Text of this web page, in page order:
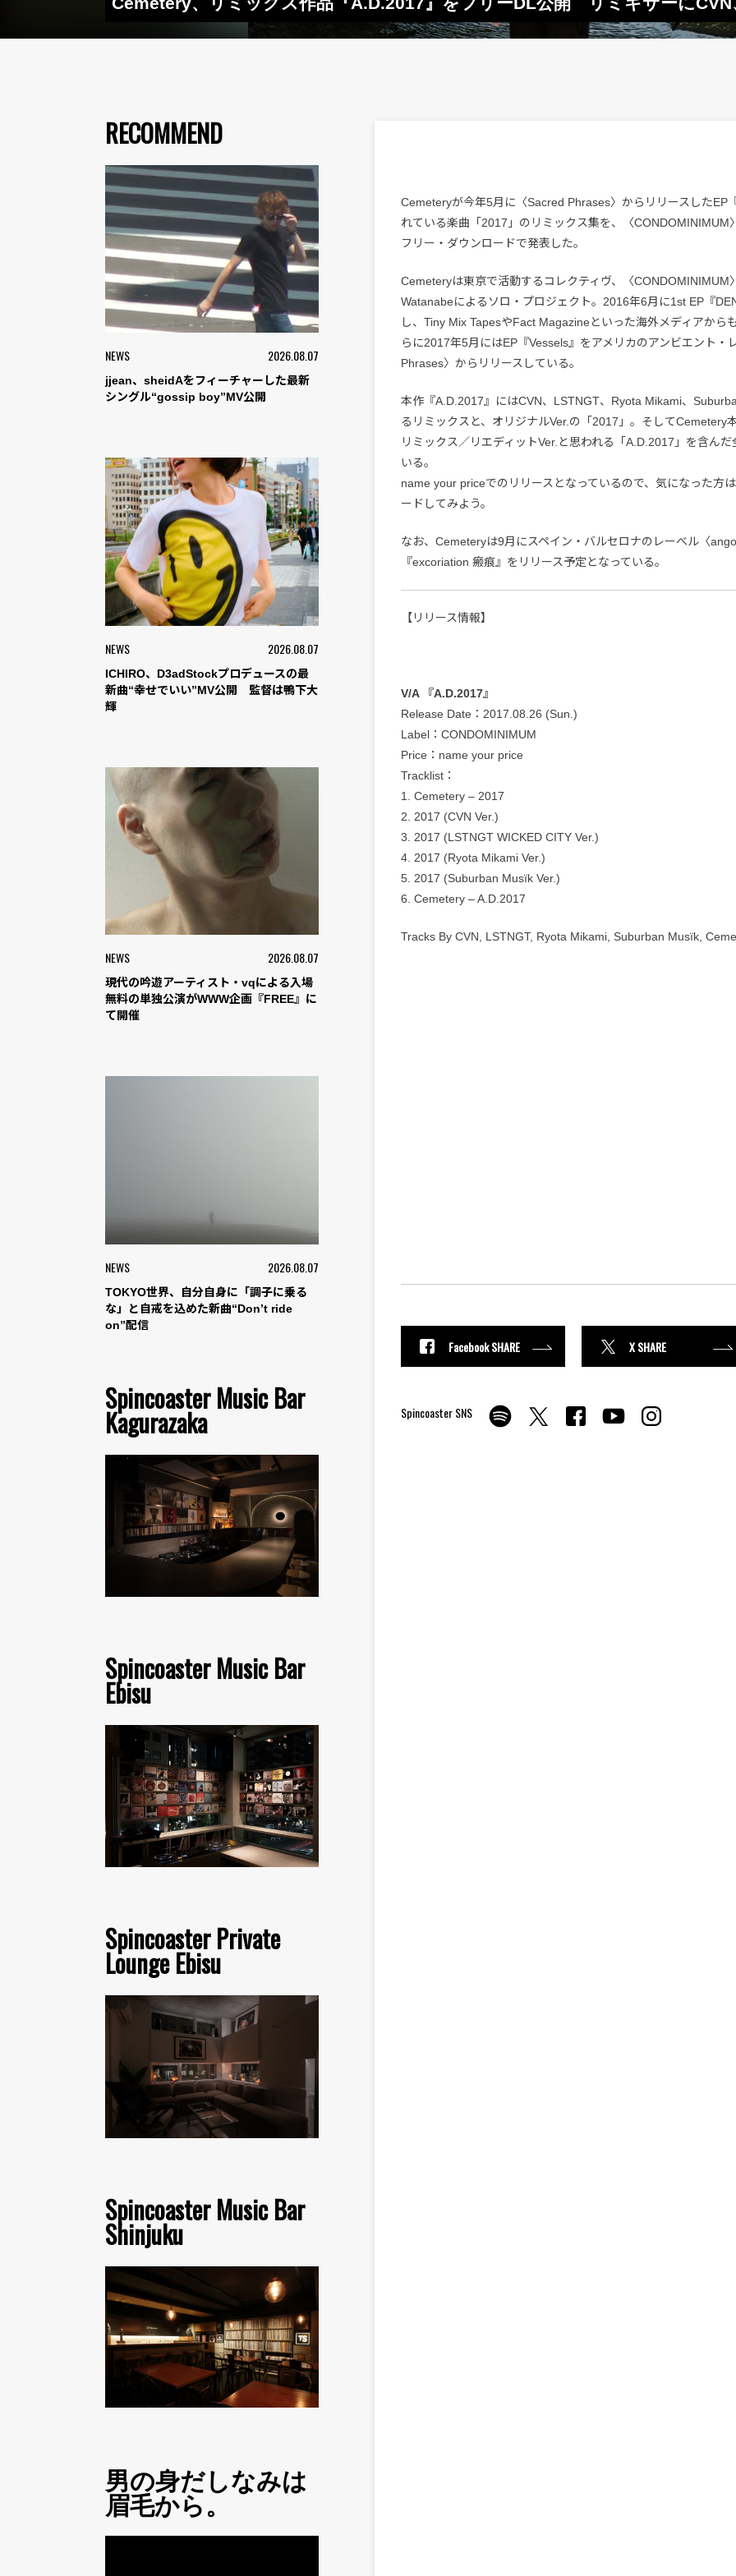
RECOMMEND
NEWS 2026.08.07
jjean、sheidAをフィーチャーした最新
シングル“gossip boy”MV公開
NEWS 2026.08.07
ICHIRO、D3adStockプロデュースの最
新曲“幸せでいい”MV公開 監督は鴨下大
輝
NEWS 2026.08.07
現代の吟遊アーティスト・vqによる入場
無料の単独公演がWWW企画『FREE』に
て開催
NEWS 2026.08.07
TOKYO世界、自分自身に「調子に乗る
な」と自戒を込めた新曲“Don’t ride
on”配信
Spincoaster Music Bar
Kagurazaka
Spincoaster Music Bar
Ebisu
Spincoaster Private
Lounge Ebisu
Spincoaster Music Bar
Shinjuku
男の身だしなみは
眉毛から。
Cemeteryが今年5月に〈Sacred Phrases〉からリリースしたEP
れている楽曲「2017」のリミックス集を、〈CONDOMINIMUM
フリー・ダウンロードで発表した。
Cemeteryは東京で活動するコレクティヴ、〈CONDOMINIMUM
Watanabeによるソロ・プロジェクト。2016年6月に1st EP『
し、Tiny Mix TapesやFact Magazineといった海外メディアから
らに2017年5月にはEP『Vessels』をアメリカのアンビエント・
Phrases〉からリリースしている。
本作『A​.​D​.​2017』にはCVN、LSTNGT、Ryota Mikami、
るリミックスと、オリジナルVer.の「2017」。そしてCemetery
リミックス／リエディットVer.と思われる「A​.​D​.​2017」を含ん
いる。
name your priceでのリリースとなっているので、気になった方
ードしてみよう。
なお、Cemeteryは9月にスペイン・バルセロナのレーベル〈
『excoriation 瘢痕』をリリース予定となっている。
【リリース情報】
V/A 『A.D.2017』
Release Date：2017.08.26 (Sun.)
Label：CONDOMINIMUM
Price：name your price
Tracklist：
1. Cemetery – 2017
2. 2017 (CVN Ver.)
3. 2017 (LSTNGT WICKED CITY Ver.)
4. 2017 (Ryota Mikami Ver.)
5. 2017 (Suburban Musïk Ver.)
6. Cemetery – A.D.2017
Tracks By CVN, LSTNGT, Ryota Mikami, Suburban Musïk,
Facebook SHARE X SHARE
Spincoaster SNS